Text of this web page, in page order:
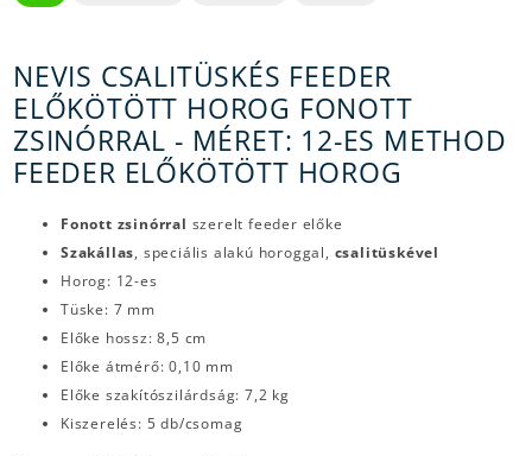
NEVIS CSALITÜSKÉS FEEDER
ELŐKÖTÖTT HOROG FONOTT
ZSINÓRRAL - MÉRET: 12-ES METHOD
FEEDER ELŐKÖTÖTT HOROG
Fonott zsinórral szerelt feeder előke
Szakállas, speciális alakú horoggal, csalitüskével
Horog: 12-es
Tüske: 7 mm
Előke hossz: 8,5 cm
Előke átmérő: 0,10 mm
Előke szakítószilárdság: 7,2 kg
Kiszerelés: 5 db/csomag